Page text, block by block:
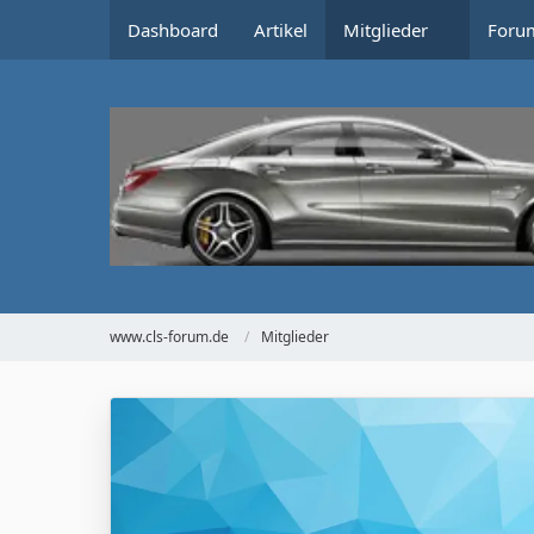
Dashboard Artikel Mitglieder
www.cls-forum.de Mitglieder